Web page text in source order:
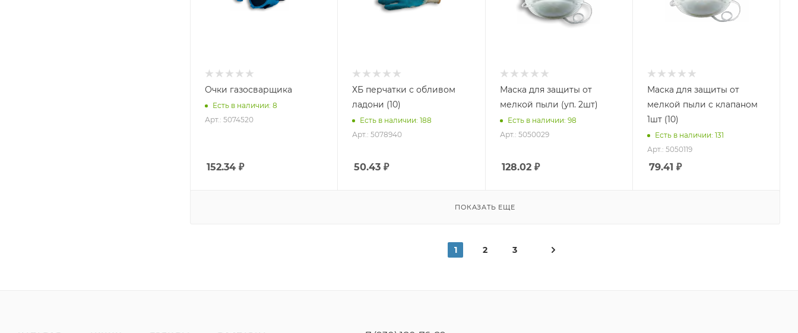
Очки газосварщика
Есть в наличии: 8
Арт.: 5074520
152.34 ₽
ХБ перчатки с обливом
ладони (10)
Есть в наличии: 188
Арт.: 5078940
50.43 ₽
Маска для защиты от
мелкой пыли (уп. 2шт)
Есть в наличии: 98
Арт.: 5050029
128.02₽
Маска для защиты от
мелкой пыли с клапаном
1шт (10)
Есть в наличии: 131
Арт.: 5050119
79.41 ₽
ПОКАЗАТЬ ЕЩЕ
1 2 3